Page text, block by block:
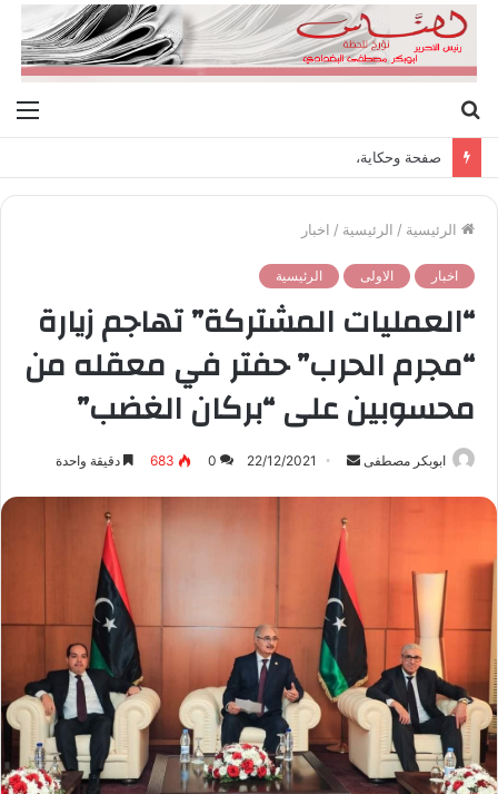
عن
صفحة وحكاية،
الرئيسية / الرئيسية / اخبار
اخبار الاولى الرئيسية
“العمليات المشتركة” تهاجم زيارة
“مجرم الحرب” حفتر في معقله من
محسوبين على “بركان الغضب”
ابوبكر مصطفى
ل
ر
ي
ا
إ
ك
ت
22/12/2021
0
683 دقيقة واحدة